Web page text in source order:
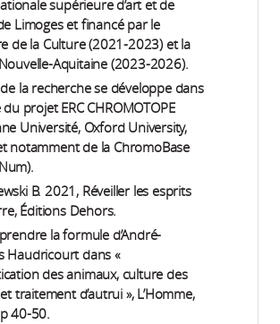
supérieure d’art et de
Limoges et financé par le
de la Culture (2021-2023) et la
Aquitaine (2023-2026).
la recherche se développe dans
projet ERC CHROMOTOPE
Université, Oxford University,
notamment de la ChromoBase
B. 2021, Réveiller les esprits
Éditions Dehors.
la formule d’André-
Haudricourt dans «
des animaux, culture des
traitement d’autrui », L’Homme,
40-50.